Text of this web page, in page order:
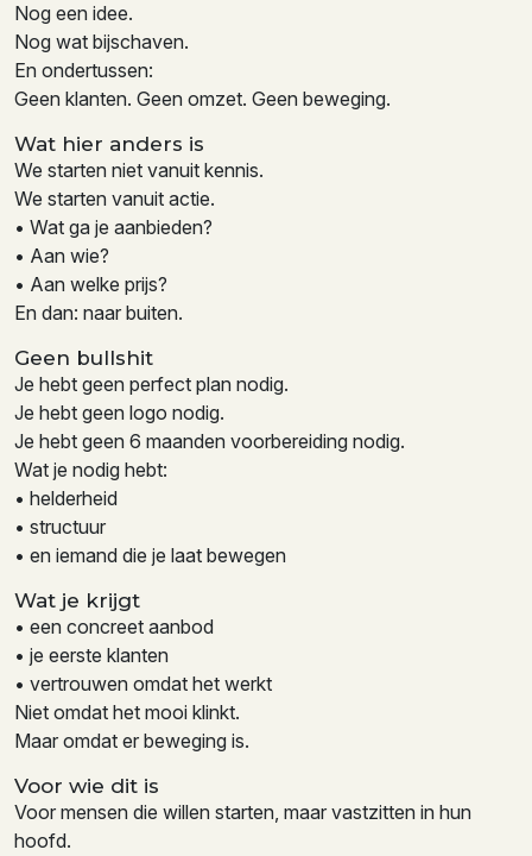
Nog een idee.
Nog wat bijschaven.
En ondertussen:
Geen klanten. Geen omzet. Geen beweging.
Wat hier anders is
We starten niet vanuit kennis.
We starten vanuit actie.
• Wat ga je aanbieden?
• Aan wie?
• Aan welke prijs?
En dan: naar buiten.
Geen bullshit
Je hebt geen perfect plan nodig.
Je hebt geen logo nodig.
Je hebt geen 6 maanden voorbereiding nodig.
Wat je nodig hebt:
• helderheid
• structuur
• en iemand die je laat bewegen
Wat je krijgt
• een concreet aanbod
• je eerste klanten
• vertrouwen omdat het werkt
Niet omdat het mooi klinkt.
Maar omdat er beweging is.
Voor wie dit is
Voor mensen die willen starten, maar vastzitten in hun
hoofd.